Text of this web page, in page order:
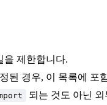
을 제한합니다.
된 경우, 이 목록에 포
되는 것도 아닌 외